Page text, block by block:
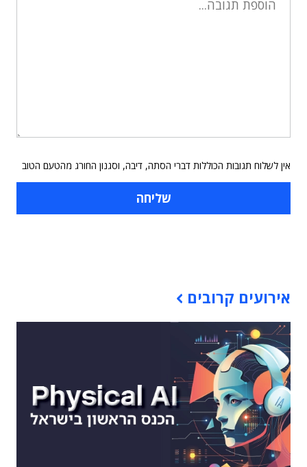
אין לשלוח תגובות הכוללות דברי הסתה, דיבה, וסגנון החורג מהטעם הטוב
אירועים קרובים